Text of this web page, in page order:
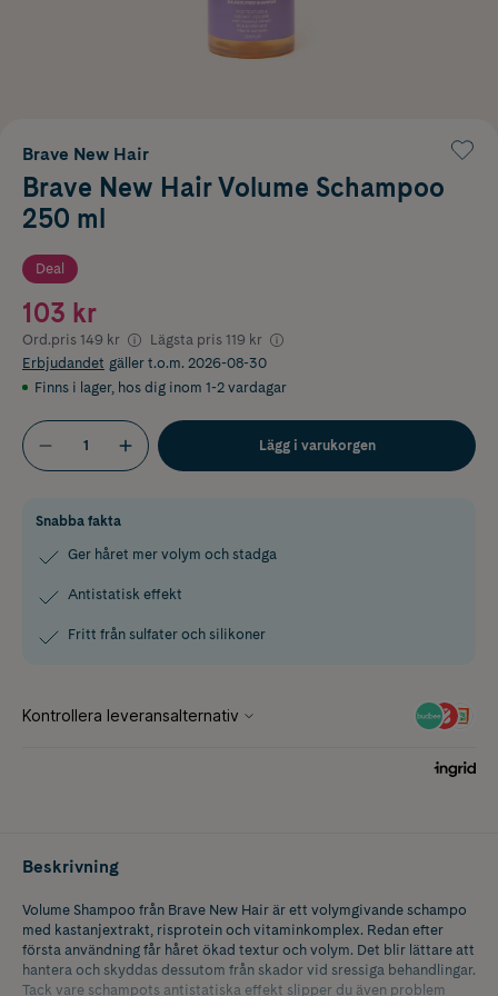
Brave New Hair
Brave New Hair Volume Schampoo
250 ml
Deal
103 kr
Ord.pris 149 kr Lägsta pris 119 kr
Erbjudandet gäller t.o.m. 2026-08-30
Finns i lager, hos dig inom 1-2 vardagar
Lägg i varukorgen
Snabba fakta
Ger håret mer volym och stadga
Antistatisk effekt
Fritt från sulfater och silikoner
Beskrivning
Volume Shampoo från Brave New Hair är ett volymgivande schampo
med kastanjextrakt, risprotein och vitaminkomplex. Redan efter
första användning får håret ökad textur och volym. Det blir lättare att
hantera och skyddas dessutom från skador vid sressiga behandlingar.
Tack vare schampots antistatiska effekt slipper du även problem